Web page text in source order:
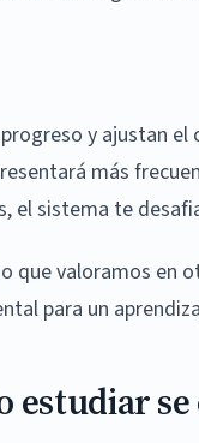
y ajustan
más
el sistema te
que valoramos en
para un